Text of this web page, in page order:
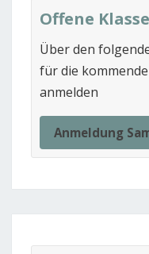
Offene Klasse
Über den
für die
anmelden
Anmeldung